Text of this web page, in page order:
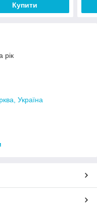
Купити
рік
Україна